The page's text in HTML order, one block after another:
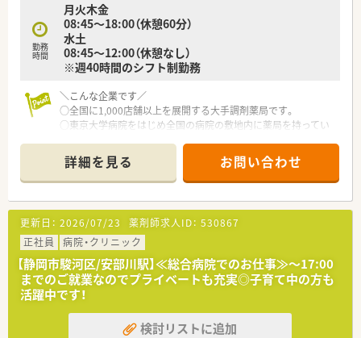
勤務
時間
月火木金
08:45～18:00（休憩60分）
水土
08:45～12:00（休憩なし）
※週40時間のシフト制勤務
＼こんな企業です／
○全国に1,000店舗以上を展開する大手調剤薬局です。
○東京大学病院をはじめ全国の病院の敷地内に薬局を持ってい
病診薬連携を強化することで、地域にお住いの患者様に高度な医
療の提供を実現しています。
○全店「同一の機械・システム」を採用しており、且つ処方箋の応
需内容が多岐にわたる（敷地内・病院門前・医療モール・CL門前）
ので、スキルUPしたい方にはお勧めもです。
○長期就業＆自己研讃を続ける事で給与があがる仕組みになっ
ており、将来的に高年収も狙う事が出来ます。
○インターネットを使って処方薬の飲み方を遠隔指導する「オン
ライン服薬指導」、今後も病院の「敷地内薬局」の推進、女性客の
取り込みを狙う店舗でデザインの一新。
M&Aによる店舗拡大と業界のリーディングカンパニーとして成
長を続けています。
○どの店舗も、最新システムが整っています！
詳細を見る お問い合わせ
更新日： 2026/07/23 薬剤師求人ID： 530867
正社員
病院・クリニック
【静岡市駿河区/安部川駅】≪総合病院でのお仕事≫～17:00
までのご就業なのでプライベートも充実◎子育て中の方も
活躍中です！
検討リストに追加